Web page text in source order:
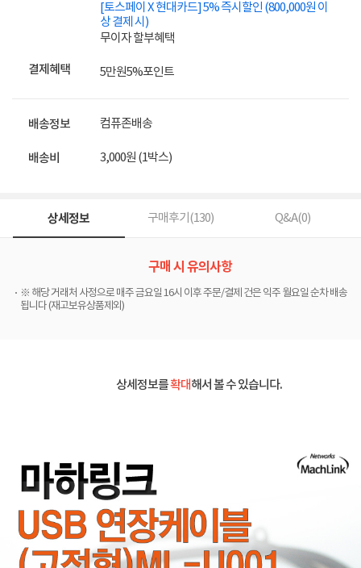
[토스페이 X 현대카드] 5% 즉시할인 (800,000원 이
상 결제 시)
무이자 할부혜택
결제혜택 5만원5%포인트
배송정보 컴퓨존배송
배송비 3,000원 (1박스)
상세정보 구매후기(130) Q&A(0)
구매 시 유의사항
※ 해당 거래처 사정으로 매주 금요일 16시 이후 주문/결제 건은 익주 월요일 순차 배송
됩니다 (재고보유상품제외)
상세정보를확대해서 볼 수 있습니다.